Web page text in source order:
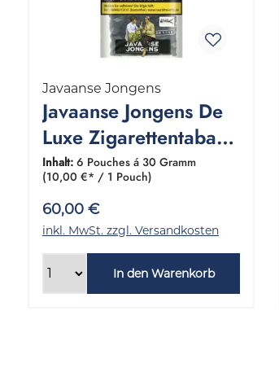
Javaanse Jongens
Javaanse Jongens De
Luxe Zigarettentabak
1 Gebinde 6x30
Gramm
Inhalt: 6 Pouches á 30 Gramm
(10,00 €* / 1 Pouch)
60,00 €
inkl. MwSt. zzgl. Versandkosten
In den Warenkorb